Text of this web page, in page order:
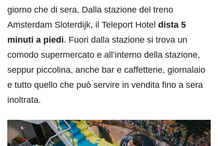
giorno che di sera. Dalla stazione del treno
Amsterdam Sloterdijk, il Teleport Hotel dista 5
minuti a piedi. Fuori dalla stazione si trova un
comodo supermercato e all’interno della stazione,
seppur piccolina, anche bar e caffetterie, giornalaio
e tutto quello che può servire in vendita fino a sera
inoltrata.